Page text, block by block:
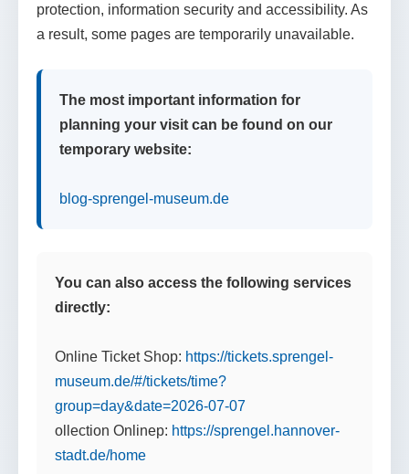
protection, information security and accessibility. As
a result, some pages are temporarily unavailable.
The most important information for
planning your visit can be found on our
temporary website:
blog-sprengel-museum.de
You can also access the following services
directly:
Online Ticket Shop: https://tickets.sprengel-
museum.de/#/tickets/time?
group=day&date=2026-07-07
ollection Onlinep: https://sprengel.hannover-
stadt.de/home